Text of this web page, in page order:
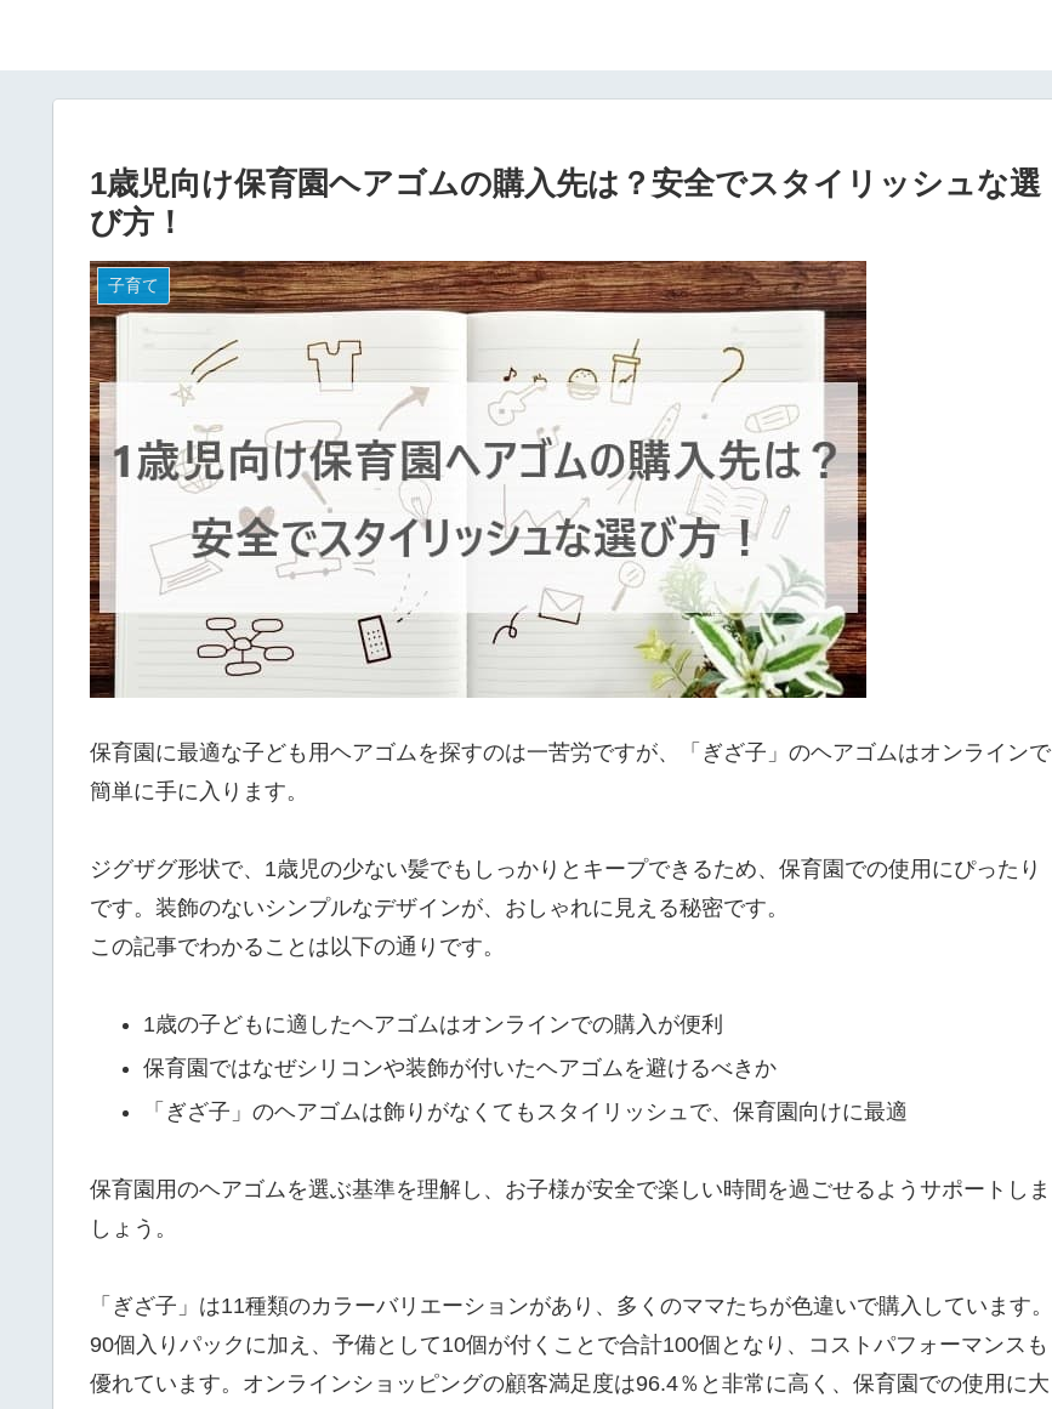
1歳児向け保育園ヘアゴムの購入先は？安全でスタイリッシュな選
び方！
子育て
保育園に最適な子ども用ヘアゴムを探すのは一苦労ですが、「ぎざ子」のヘアゴムはオンラインで
簡単に手に入ります。
ジグザグ形状で、1歳児の少ない髪でもしっかりとキープできるため、保育園での使用にぴったり
です。装飾のないシンプルなデザインが、おしゃれに見える秘密です。
この記事でわかることは以下の通りです。
1歳の子どもに適したヘアゴムはオンラインでの購入が便利
保育園ではなぜシリコンや装飾が付いたヘアゴムを避けるべきか
「ぎざ子」のヘアゴムは飾りがなくてもスタイリッシュで、保育園向けに最適
保育園用のヘアゴムを選ぶ基準を理解し、お子様が安全で楽しい時間を過ごせるようサポートしま
しょう。
「ぎざ子」は11種類のカラーバリエーションがあり、多くのママたちが色違いで購入しています。
90個入りパックに加え、予備として10個が付くことで合計100個となり、コストパフォーマンスも
優れています。オンラインショッピングの顧客満足度は96.4％と非常に高く、保育園での使用に大